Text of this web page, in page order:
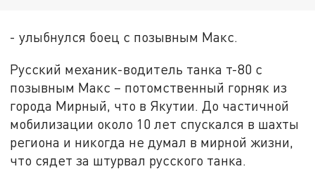
- улыбнулся боец с позывным Макс.
Русский механик-водитель танка т-80 с
позывным Макс – потомственный горняк из
города Мирный, что в Якутии. До частичной
мобилизации около 10 лет спускался в шахты
региона и никогда не думал в мирной жизни,
что сядет за штурвал русского танка.